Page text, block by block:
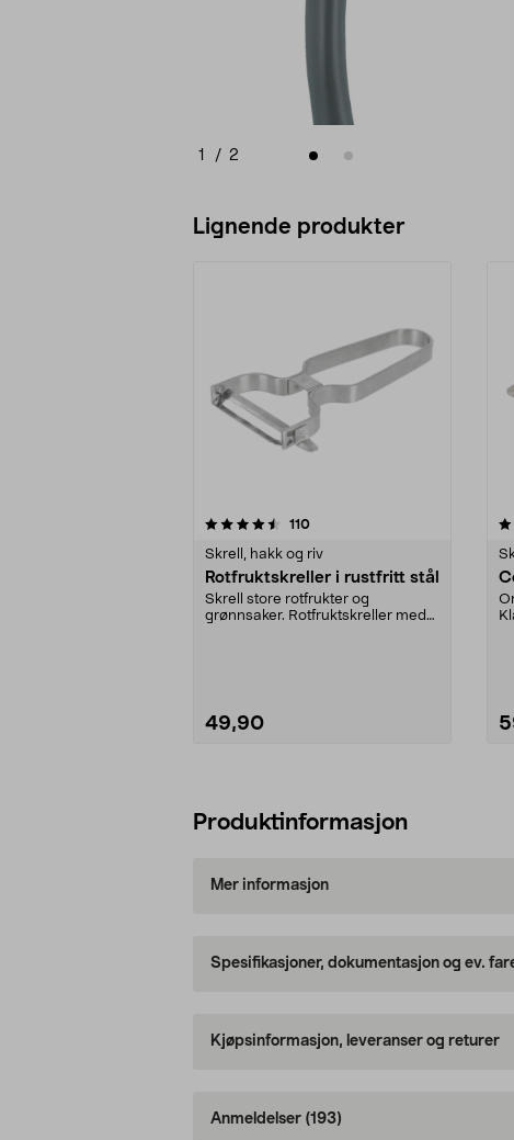
1 / 2
Lignende produkter
110anmeldelser
Skrell, hakk og riv
Rotfruktskreller i rustfritt stål
Skrell store rotfrukter og
grønnsaker. Rotfruktskreller med
49,90
4.5av 5 stjerner
Produktinformasjon
Mer informasjon
Spesifikasjoner, dokumentasjon og ev.
Kjøpsinformasjon, leveranser og returer
Anmeldelser (193)